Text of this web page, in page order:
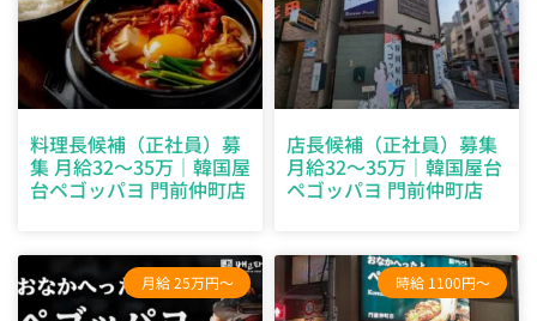
料理長候補（正社員）募
集 月給32～35万｜韓国屋
台ペゴッパヨ 門前仲町店
店長候補（正社員）募集
月給32～35万｜韓国屋台
ペゴッパヨ 門前仲町店
月給 25万円～ 時給 1100円～